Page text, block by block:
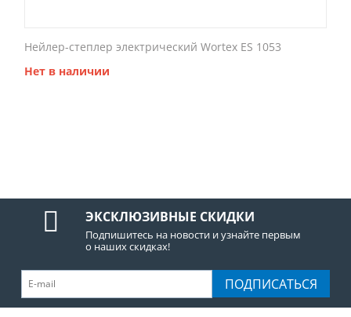
Нейлер-степлер электрический Wortex ES 1053
Нет в наличии
ЭКСКЛЮЗИВНЫЕ СКИДКИ
Подпишитесь на новости и узнайте первым
о наших скидках!
ПОДПИСАТЬСЯ